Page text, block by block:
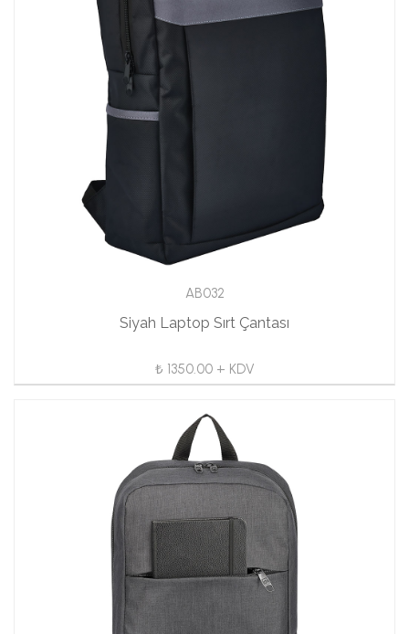
AB032
Siyah Laptop Sırt Çantası
₺ 1350.00 + KDV